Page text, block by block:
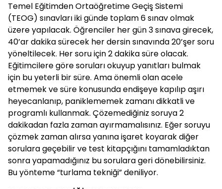
Temel Eğitimden Ortaöğretime Geçiş Sistemi
(TEOG) sınavları iki günde toplam 6 sınav olmak
üzere yapılacak. Öğrenciler her gün 3 sınava girecek,
40’ar dakika sürecek her dersin sınavında 20’şer soru
yöneltilecek. Her soru için 2 dakika süre olacak.
Eğitimcilere göre soruları okuyup yanıtları bulmak
için bu yeterli bir süre. Ama önemli olan acele
etmemek ve süre konusunda endişeye kapılıp aşırı
heyecanlanıp, paniklememek zamanı dikkatli ve
programlı kullanmak. Çözemediğiniz soruya 2
dakikadan fazla zaman ayırmamalısınız. Eğer soruyu
çözmek zaman alırsa yanına işaret koyarak diğer
sorulara geçebilir ve test kitapçığını tamamladıktan
sonra yapamadığınız bu sorulara geri dönebilirsiniz.
Bu yönteme “turlama tekniği” deniliyor.